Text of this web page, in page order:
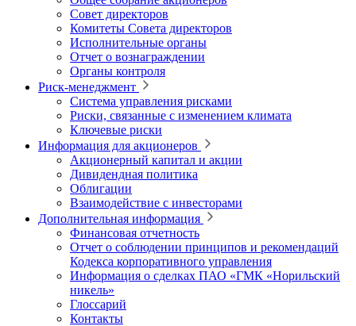
Совет директоров
Комитеты Совета директоров
Исполнительные органы
Отчет о вознаграждении
Органы контроля
Риск-менеджмент
Система управления рисками
Риски, связанные с изменением климата
Ключевые риски
Информация для акционеров
Акционерный капитал и акции
Дивидендная политика
Облигации
Взаимодействие с инвесторами
Дополнительная информация
Финансовая отчетность
Отчет о соблюдении принципов и рекомендаций
Кодекса корпоративного управления
Информация о сделках ПАО «ГМК «Норильский
никель»
Глоссарий
Контакты